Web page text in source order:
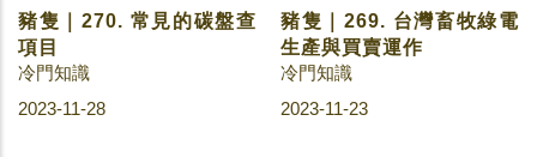
豬隻｜270. 常見的碳盤查
項目
冷門知識
2023-11-28
豬隻｜269. 台灣畜牧綠電
生產與買賣運作
冷門知識
2023-11-23